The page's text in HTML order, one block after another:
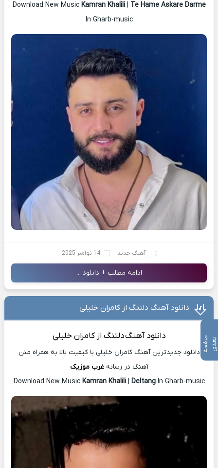
Download New Music Kamran Khalili| Te Hame Askare Darme
In Gharb-music
آهنگ جدید 14 نوامبر 2025
ادامه مطلب + دانلود ...
دانلود آهنگ دلتنگ از کامران خلیلی
دانلود آهنگدلتنگ ازکامران خلیلی
دانلود جدیدترین آهنگ کامران خلیلی با کیفیت بالا به همراه متن
آهنگ در رسانهغرب موزیک
Download New Music Kamran Khalili| DeltangIn Gharb-music
ص
ف
ح
ه ب ع
د ی